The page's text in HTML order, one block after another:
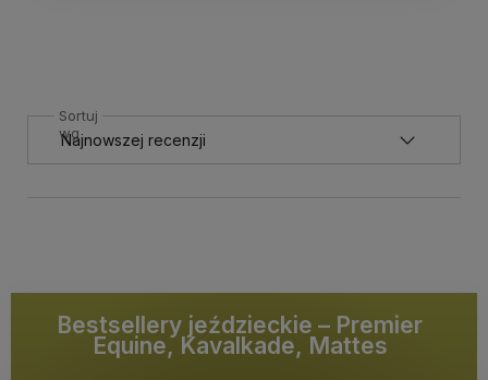
Sortuj
wg
Bestsellery jeździeckie – Premier
Equine, Kavalkade, Mattes